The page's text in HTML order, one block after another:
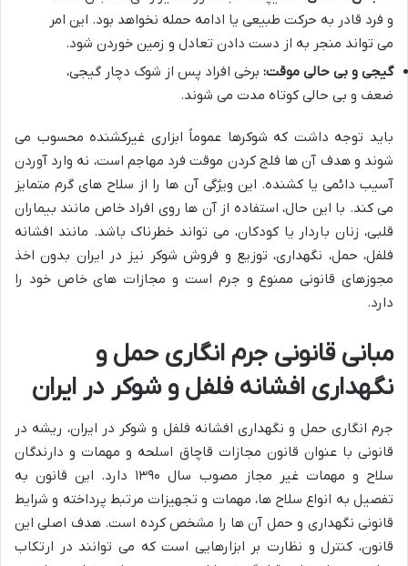
و فرد قادر به حرکت طبیعی یا ادامه حمله نخواهد بود. این امر
می تواند منجر به از دست دادن تعادل و زمین خوردن شود.
گیجی و بی حالی موقت: برخی افراد پس از شوک دچار گیجی،
ضعف و بی حالی کوتاه مدت می شوند.
باید توجه داشت که شوکرها عموماً ابزاری غیرکشنده محسوب می
شوند و هدف آن ها فلج کردن موقت فرد مهاجم است، نه وارد آوردن
آسیب دائمی یا کشنده. این ویژگی آن ها را از سلاح های گرم متمایز
می کند. با این حال، استفاده از آن ها روی افراد خاص مانند بیماران
قلبی، زنان باردار یا کودکان، می تواند خطرناک باشد. مانند افشانه
فلفل، حمل، نگهداری، توزیع و فروش شوکر نیز در ایران بدون اخذ
مجوزهای قانونی ممنوع و جرم است و مجازات های خاص خود را
دارد.
مبانی قانونی جرم انگاری حمل و
نگهداری افشانه فلفل و شوکر در ایران
جرم انگاری حمل و نگهداری افشانه فلفل و شوکر در ایران، ریشه در
قانونی با عنوان قانون مجازات قاچاق اسلحه و مهمات و دارندگان
سلاح و مهمات غیر مجاز مصوب سال ۱۳۹۰ دارد. این قانون به
تفصیل به انواع سلاح ها، مهمات و تجهیزات مرتبط پرداخته و شرایط
قانونی نگهداری و حمل آن ها را مشخص کرده است. هدف اصلی این
قانون، کنترل و نظارت بر ابزارهایی است که می توانند در ارتکاب